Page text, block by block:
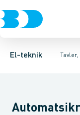
El-teknik
Afbrydere,
Tavler, kapsling og
Kombiafbryder